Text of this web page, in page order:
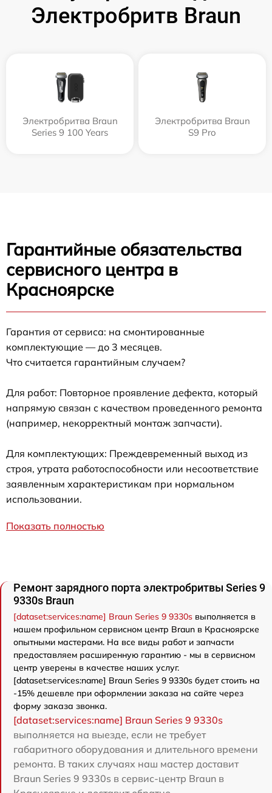
Электробритв Braun
Электробритва Braun
Series 9 100 Years
Электробритва Braun
S9 Pro
Гарантийные обязательства
сервисного центра в
Красноярске
Гарантия от сервиса: на смонтированные
комплектующие — до 3 месяцев.
Что считается гарантийным случаем?
Для работ: Повторное проявление дефекта, который
напрямую связан с качеством проведенного ремонта
(например, некорректный монтаж запчасти).
Для комплектующих: Преждевременный выход из
строя, утрата работоспособности или несоответствие
заявленным характеристикам при нормальном
использовании.
Показать полностью
Ремонт зарядного порта электробритвы Series 9
9330s Braun
[dataset:services:name] Braun Series 9 9330s выполняется в
нашем профильном сервисном центр Braun в Красноярске
опытными мастерами. На все виды работ и запчасти
предоставляем расширенную гарантию - мы в сервисном
центр уверены в качестве наших услуг.
[dataset:services:name] Braun Series 9 9330s будет стоить на
-15% дешевле при оформлении заказа на сайте через
форму заказа звонка.
[dataset:services:name] Braun Series 9 9330s
выполняется на выезде, если не требует
габаритного оборудования и длительного времени
ремонта. В таких случаях наш мастер доставит
Braun Series 9 9330s в сервис-центр Braun в